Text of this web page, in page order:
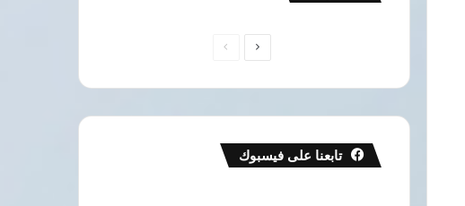
الصفحةالصفحة
تابعنا على فيسبوك